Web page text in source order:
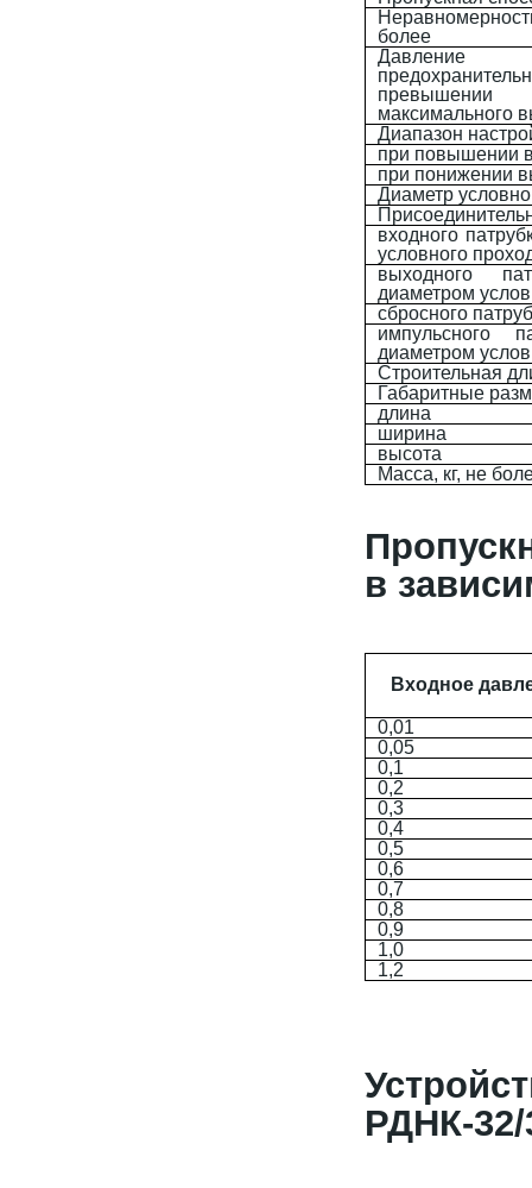
более
максимального
Диапазон
при повышении
при понижении
Диаметр
входного
условного
выходного
диаметром
сбросного
импульсного
диаметром
Строительная
Габаритные
длина
ширина
высота
Масса, кг, не
в
Входное
0,01
0,05
0,1
0,2
0,3
0,4
0,5
0,6
0,7
0,8
0,9
1,0
1,2
РДНК-